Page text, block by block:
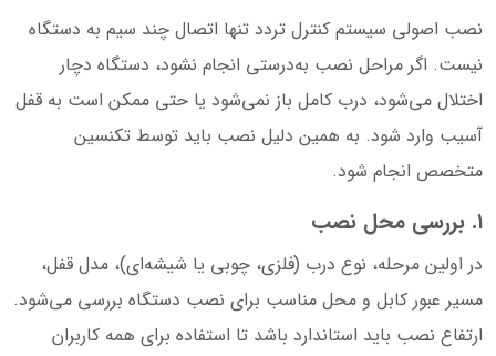
نصب اصولی سیستم کنترل تردد تنها اتصال چند سیم به دستگاه
نیست. اگر مراحل نصب به‌درستی انجام نشود، دستگاه دچار
اختلال می‌شود، درب کامل باز نمی‌شود یا حتی ممکن است به قفل
آسیب وارد شود. به همین دلیل نصب باید توسط تکنسین
متخصص انجام شود.
۱. بررسی محل نصب
در اولین مرحله، نوع درب (فلزی، چوبی یا شیشه‌ای)، مدل قفل،
مسیر عبور کابل و محل مناسب برای نصب دستگاه بررسی می‌شود.
ارتفاع نصب باید استاندارد باشد تا استفاده برای همه کاربران